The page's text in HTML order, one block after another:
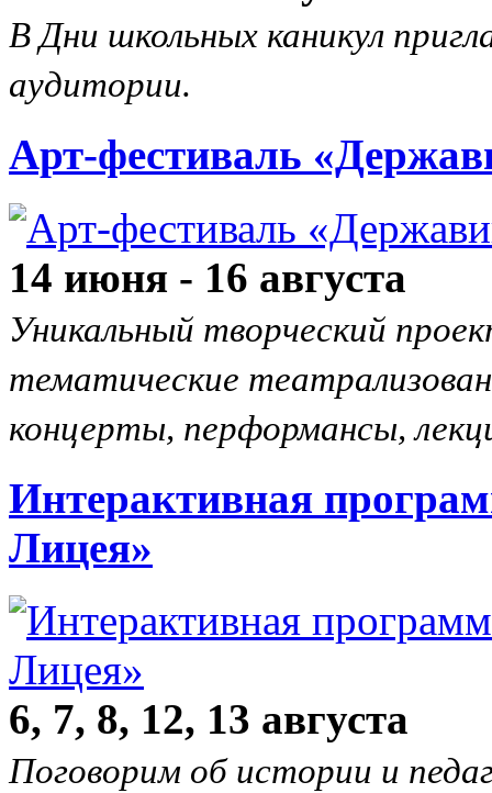
В Дни школьных каникул
аудитории.
Арт-фестиваль
14 июня - 16 августа
Уникальный творческий
тематические
концерты, перформансы,
Интерактивная
Лицея»
6, 7, 8, 12, 13 августа
Поговорим об истории и